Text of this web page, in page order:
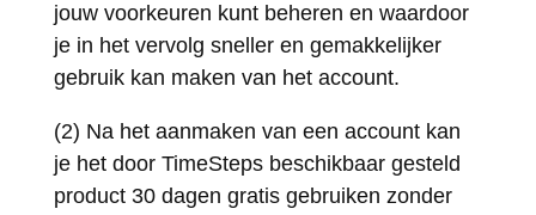
jouw voorkeuren kunt beheren en waardoor
je in het vervolg sneller en gemakkelijker
gebruik kan maken van het account.
(2) Na het aanmaken van een account kan
je het door TimeSteps beschikbaar gesteld
product 30 dagen gratis gebruiken zonder